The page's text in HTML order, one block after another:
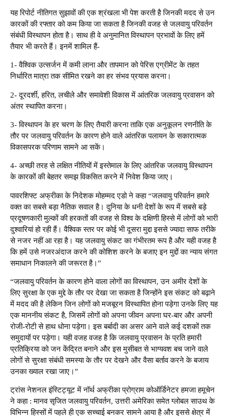
यह रिपोर्ट नीतिगत सुझावों की एक श्रंखला भी पेश करती है जिनकी मदद से उन
कारकों की रफ्तार को कम किया जा सकता है जिनकी वजह से जलवायु परिवर्तन
संबंधी विस्थापन होता है। साथ ही वे अनुमानित विस्थापन प्रभावों के लिए हमें
तैयार भी करते हैं। इनमें शामिल हैं-
1- वैश्विक उत्सर्जन में कमी लाना और तापमान को पेरिस एग्रीमेंट के तहत
निर्धारित मात्रा तक सीमित रखने का हर संभव प्रयास करना।
2- दूरदर्शी, हरित, लचीले और समावेशी विकास में आंतरिक जलवायु प्रवासन को
अंतर स्थापित करना।
3- विस्थापन के हर चरण के लिए तैयारी करना ताकि एक अनुकूलन रणनीति के
तौर पर जलवायु परिवर्तन के कारण होने वाले आंतरिक पलायन के सकारात्मक
विकासपरक परिणाम सामने आ सकें।
4- अच्छी तरह से लक्षित नीतियों में इस्तेमाल के लिए आंतरिक जलवायु विस्थापन
के कारकों की बेहतर समझ विकसित करने में निवेश किया जाए।
पावरशिफ्ट अफ्रीका के निदेशक मोहम्मद एडो ने कहा “जलवायु परिवर्तन हमारे
वक्त का सबसे बड़ा नैतिक सवाल है। दुनिया के धनी देशों के रूप में सबसे बड़े
प्रदूषणकारी मुल्कों की हरकतों की वजह से विश्व के दक्षिणी हिस्से में लोगों को भारी
दुश्वारियां हो रही हैं। वैश्विक स्तर पर कोई भी दूसरा मुद्दा इससे ज्यादा साफ तरीके
से नजर नहीं आ रहा है। यह जलवायु संकट का गंभीरतम रूप है और यही वजह है
कि हमें उसे नजरअंदाज करने की कोशिश करने के बजाए इन मुद्दों का न्याय संगत
समाधान निकालने की जरूरत है।”
“जलवायु परिवर्तन के कारण होने वाला लोगों का विस्थापन, उन अमीर देशों के
लिए सुरक्षा के एक मुद्दे के तौर पर देखा जा सकता है जिन्होंने इस संकट को बढ़ाने
में मदद की है लेकिन जिन लोगों को मजबूरन विस्थापित होना पड़ेगा उनके लिए यह
एक माननीय संकट है, जिसमें लोगों को अपना जीवन अपना घर-बार और अपनी
रोजी-रोटी से हाथ धोना पड़ेगा। इस बर्बादी का असर आने वाले कई दशकों तक
समुदायों पर पड़ेगा। यही वजह वजह है कि जलवायु प्रवासन के प्रति हमारी
प्रतिक्रिया को जन केंद्रित बनाने और इस मुसीबत से भाग्यवश बच जाने वाले
लोगों से सुरक्षा संबंधी समस्या के तौर पर देखने और वैसा बर्ताव करने के बजाय
उनका ख्याल रखा जाए।”
ट्रांस नेशनल इंस्टिट्यूट में नॉर्थ अफ्रीका प्रोग्राम कोऑर्डिनेटर हमजा हमूचेन
ने कहा : मानव सृजित जलवायु परिवर्तन, उत्तरी अमेरिका समेत ग्लोबल साउथ के
विभिन्न हिस्सों में पहले ही एक सच्चाई बनकर सामने आया है और इससे क्षेत्र में